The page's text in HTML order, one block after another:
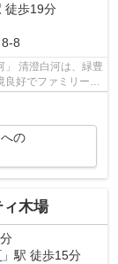
徒歩19分
8-8
良好でファミリー層
の
ィ木場
」駅 徒歩15分